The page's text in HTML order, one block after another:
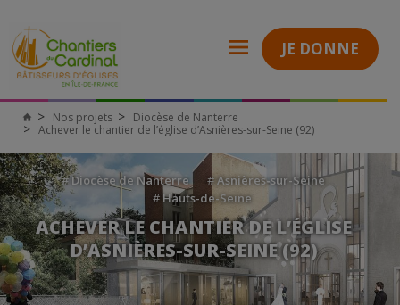
JE DONNE
Nos projets
Diocèse de Nanterre
Achever le chantier de l’église d’Asnières-sur-Seine (92)
#Diocèse de Nanterre #Asnières-sur-Seine
#Hauts-de-Seine
ACHEVER LE CHANTIER DE L’ÉGLISE
D’ASNIÈRES-SUR-SEINE (92)